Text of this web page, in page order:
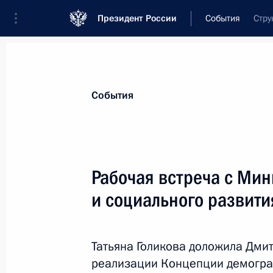
Президент России События
Новости
Послания Федеральному Собранию
Заявления по важнейшим вопросам
Речи и обращения
События
Рабочая встреча с
и социального
Татьяна Голикова доложила
реализации Концепции